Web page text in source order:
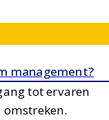
management?
tot ervaren